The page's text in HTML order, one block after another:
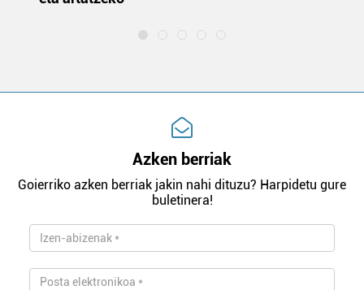
Azken berriak
Goierriko azken berriak jakin nahi dituzu? Harpidetu gure
buletinera!